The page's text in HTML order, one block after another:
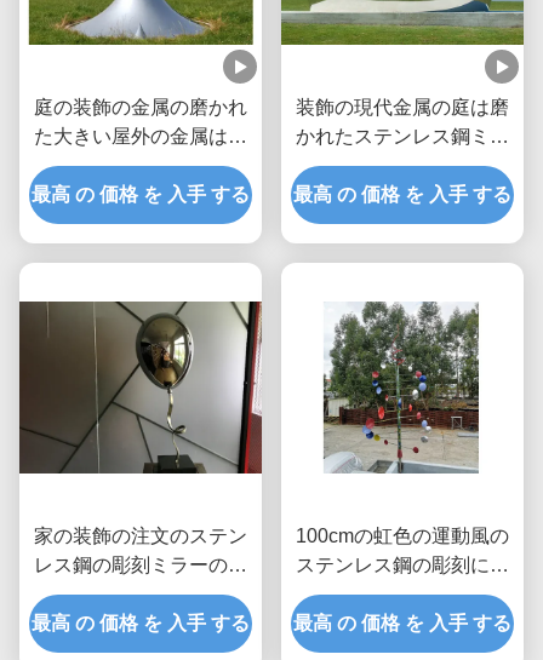
庭の装飾の金属の磨かれ
た大きい屋外の金属は低
下の彫刻を彫ります
最高 の 価格 を 入手 する
装飾の現代金属の庭は磨
かれたステンレス鋼ミラ
ーを彫ります
最高 の 価格 を 入手 する
家の装飾の注文のステン
レス鋼の彫刻ミラーの磨
かれた気球
最高 の 価格 を 入手 する
100cmの虹色の運動風の
ステンレス鋼の彫刻によ
って塗られる終わり
最高 の 価格 を 入手 する